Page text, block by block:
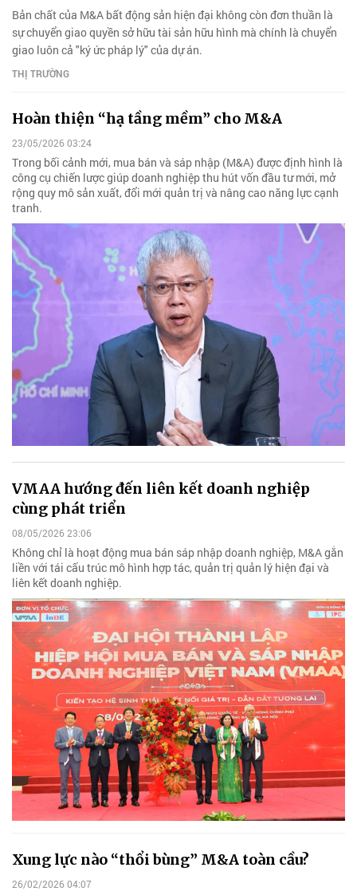
Bản chất của M&A bất động sản hiện đại không còn đơn thuần là
sự chuyển giao quyền sở hữu tài sản hữu hình mà chính là chuyển
giao luôn cả "ký ức pháp lý" của dự án.
THỊ TRƯỜNG
Hoàn thiện “hạ tầng mềm” cho M&A
23/05/2026 03:24
Trong bối cảnh mới, mua bán và sáp nhập (M&A) được định hình là
công cụ chiến lược giúp doanh nghiệp thu hút vốn đầu tư mới, mở
rộng quy mô sản xuất, đổi mới quản trị và nâng cao năng lực cạnh
tranh.
VMAA hướng đến liên kết doanh nghiệp
cùng phát triển
08/05/2026 23:06
Không chỉ là hoạt động mua bán sáp nhập doanh nghiệp, M&A gắn
liền với tái cấu trúc mô hình hợp tác, quản trị quản lý hiện đại và
liên kết doanh nghiệp.
Xung lực nào “thổi bùng” M&A toàn cầu?
26/02/2026 04:07